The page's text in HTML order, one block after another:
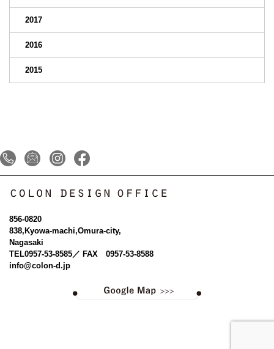
2017
2016
2015
856-0820
838,Kyowa-machi,Omura-city,
Nagasaki
TEL0957-53-8585／ FAX 0957-53-8588
info@colon-d.jp